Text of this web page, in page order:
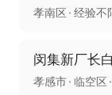
孝南区 经验不
闵集新厂长
孝感市 临空区